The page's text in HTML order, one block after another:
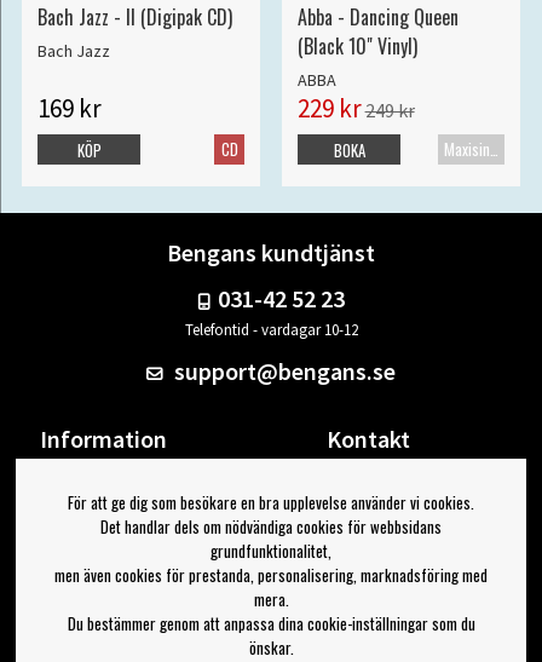
Bach Jazz - II (Digipak CD)
Bach Jazz
169 kr
CD
KÖP
Abba - Dancing Queen
(Black 10" Vinyl)
ABBA
229 kr249 kr
Maxisingel
BOKA
Bengans kundtjänst
031-42 52 23
Telefontid - vardagar 10-12
support@bengans.se
Information
Om Bengans
FAQ / Köp- & Leveransvillkor
Kontakt
Din sida
Logga ut
Jag vill ha tips från Bengans
För att ge dig som besökare en bra upplevelse använder vi cookies.
Det handlar dels om nödvändiga cookies för webbsidans
grundfunktionalitet,
men även cookies för prestanda, personalisering, marknadsföring med
mera.
Du bestämmer genom att anpassa dina cookie-inställningar som du
önskar.